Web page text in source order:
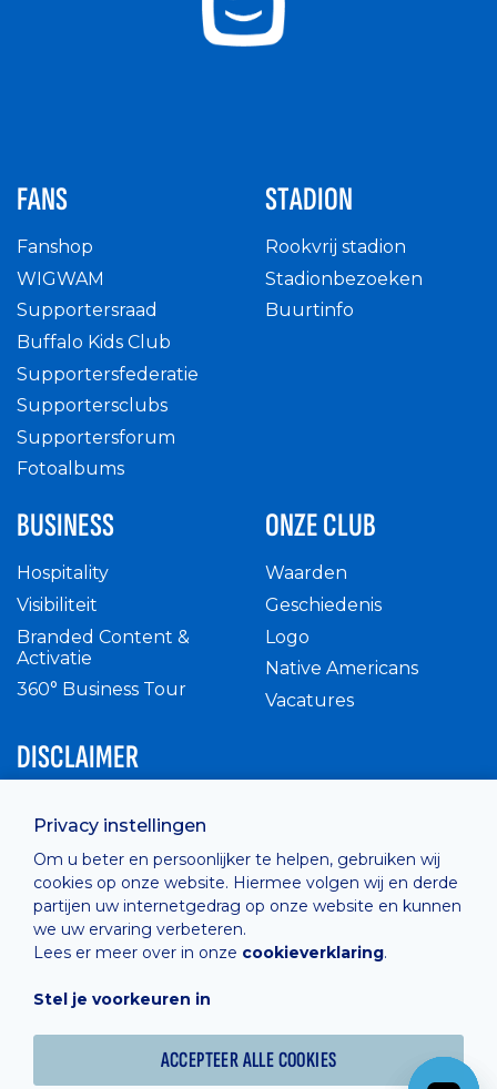
Privacy instellingen
Om u beter en persoonlijker te helpen, gebruiken wij
cookies op onze website. Hiermee volgen wij en derde
partijen uw internetgedrag op onze website en kunnen
we uw ervaring verbeteren.
Lees er meer over in onze cookieverklaring.
Stel je voorkeuren in
ACCEPTEER ALLE COOKIES
FANS
Fanshop
WIGWAM
Supportersraad
Buffalo Kids Club
Supportersfederatie
Supportersclubs
Supportersforum
Fotoalbums
STADION
Rookvrij stadion
Stadionbezoeken
Buurtinfo
BUSINESS
Hospitality
Visibiliteit
Branded Content &
Activatie
360° Business Tour
ONZE CLUB
Waarden
Geschiedenis
Logo
Native Americans
Vacatures
DISCLAIMER
Privacy Policy
Cashless
verkoopsvoorwaarden
Cookie Policy
Hosted by Combell